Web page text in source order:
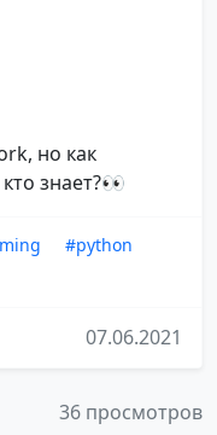
но как
знает?👀
#python
07.06.2021
36 просмотров